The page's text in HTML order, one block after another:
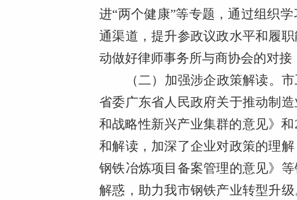
进“两个健康”等专题，通过组织
通渠道，提升参政议政水平和履
动做好律师事务所与商协会的对接
（二）加强涉企政策解读。
省委广东省人民政府关于推动制
和战略性新兴产业集群的意见》和
和解读，加深了企业对政策的理
钢铁冶炼项目备案管理的意见》
解惑，助力我市钢铁产业转型升